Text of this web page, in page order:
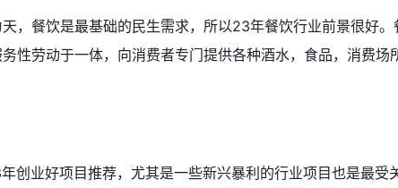
，餐饮是最基础的民生需求，所以23年餐饮行业前景很好。
性劳动于一体，向消费者专门提供各种酒水，食品，消费场
创业好项目推荐，尤其是一些新兴暴利的行业项目也是最受